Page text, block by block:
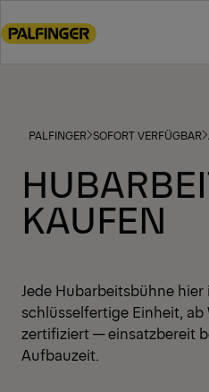
to
footerPALFINGER SOFORT VERFÜGBAR
KAUFEN
Jede Hubarbeitsbühne
schlüsselfertige Einheit,
zertifiziert — einsatzbereit
Aufbauzeit.